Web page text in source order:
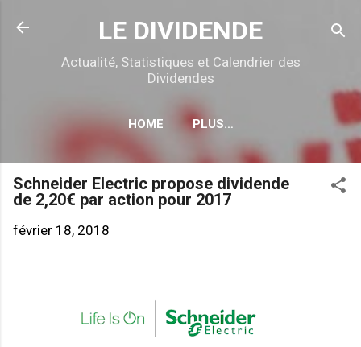
Accéder au contenu principal
LE DIVIDENDE
Actualité, Statistiques et Calendrier des
Dividendes
HOME PLUS…
CALENDRIER DÉTACHEMENTS
Schneider Electric propose dividende
de 2,20€ par action pour 2017
février 18, 2018